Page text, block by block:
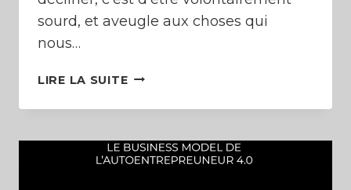
sourd, et aveugle aux choses qui
nous…
LIRE LA SUITEVOTRE
VOTRE
ET
LA